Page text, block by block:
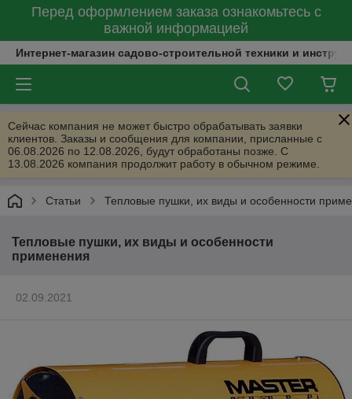
Перед оформлением заказа ознакомьтесь с
важной информацией
Интернет-магазин садово-строительной техники и
Сейчас компания не может быстро обрабатывать заявки
клиентов. Заказы и сообщения для компании, присланные с
06.08.2026 по 12.08.2026, будут обработаны позже. С
13.08.2026 компания продолжит работу в обычном режиме.
Статьи Тепловые пушки, их виды и особенности
Тепловые пушки, их виды и особенности
применения
02.09.2021